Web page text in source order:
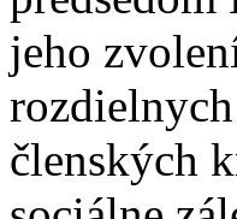
jeho
členských